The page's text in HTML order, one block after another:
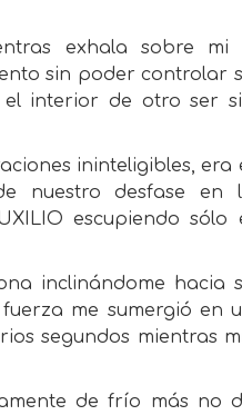
exhala sobre mi
sin poder controlar
el interior de otro ser
ininteligibles, era
nuestro desfase en
escupiendo sólo
inclinándome hacia
me sumergió en
segundos mientras
de frío más no